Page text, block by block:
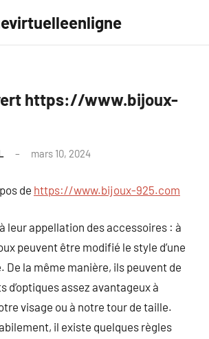
https://www.bijoux-
mars 10, 2024
de https://www.bijoux-925.com
leur appellation des accessoires : à
peuvent être modifié le style d’une
De la même manière, ils peuvent de
d’optiques assez avantageux à
visage ou à notre tour de taille.
il existe quelques règles